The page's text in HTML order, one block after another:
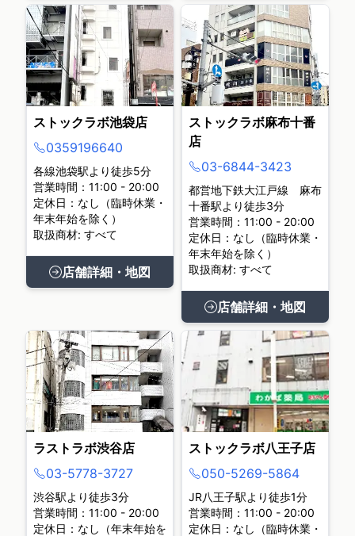
ストックラボ池袋店
0359196640
各線池袋駅より徒歩5分
営業時間：11:00 - 20:00
定休日：なし（臨時休業・
年末年始を除く）
取扱商材: すべて
店舗詳細・地図
ストックラボ麻布十番
店
03-6844-3423
都営地下鉄大江戸線 麻布
十番駅より徒歩3分
営業時間：11:00 - 20:00
定休日：なし（臨時休業・
年末年始を除く）
取扱商材: すべて
店舗詳細・地図
ラストラボ渋谷店
03-5778-3727
渋谷駅より徒歩3分
営業時間：11:00 - 20:00
定休日：なし（年末年始を
ストックラボ八王子店
050-5269-5864
JR八王子駅より徒歩1分
営業時間：11:00 - 20:00
定休日：なし（臨時休業・